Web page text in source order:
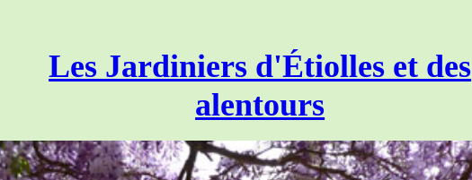
Les Jardiniers d'Étiolles et des
alentours